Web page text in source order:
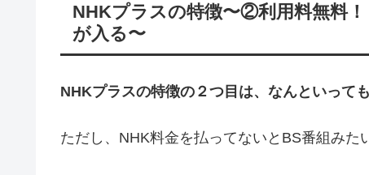
NHKプラスの特徴〜②利用料無料
が入る〜
NHKプラスの特徴の２つ目は、なんといって
ただし、NHK料金を払ってないとBS番組みた